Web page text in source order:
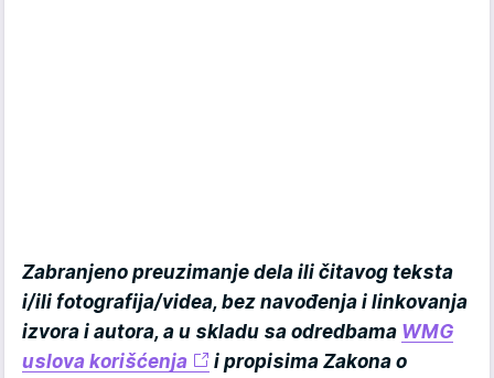
Zabranjeno preuzimanje dela ili čitavog teksta
i/ili fotografija/videa, bez navođenja i linkovanja
izvora i autora, a u skladu sa odredbama WMG
uslova korišćenja
i propisima Zakona o